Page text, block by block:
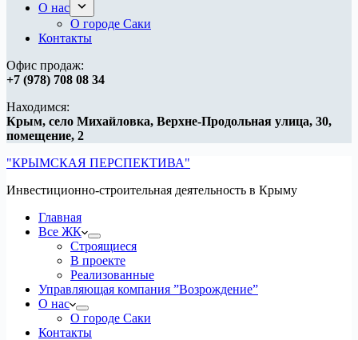
О нас
О городе Саки
Контакты
Офис продаж:
+7 (978) 708 08 34
Находимся:
Крым, ​ село Михайловка, Верхне-Продольная улица, 30,
помещение, 2
"КРЫМСКАЯ ПЕРСПЕКТИВА"
Инвестиционно-строительная деятельность в Крыму
Главная
Все ЖК
Строящиеся
В проекте
Реализованные
Управляющая компания ”Возрождение”
О нас
О городе Саки
Контакты